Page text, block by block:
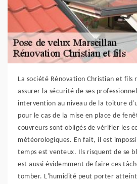
La société Rénovation Christian et fils
assurer la sécurité de ses
intervention au niveau de la toiture
pour le cas de la mise en place de
couvreurs sont obligés de vérifier les
météorologiques. En fait, il est
temps est venteux. Ils risquent de se
est aussi évidemment de faire ces
tomber. L'humidité peut porter